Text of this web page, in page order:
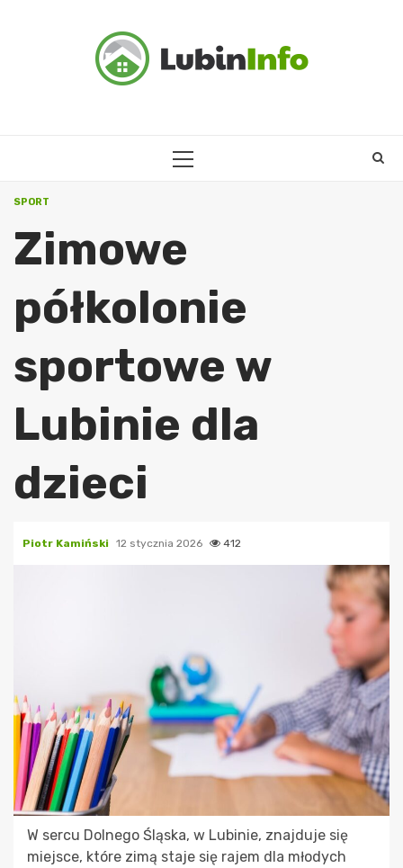
PRIMARY
SPORT
Zimowe
półkolonie
sportowe w
Lubinie dla
dzieci
Piotr Kamiński 12 stycznia 2026 412
W sercu Dolnego Śląska, w Lubinie, znajduje się
miejsce, które zimą staje się rajem dla młodych